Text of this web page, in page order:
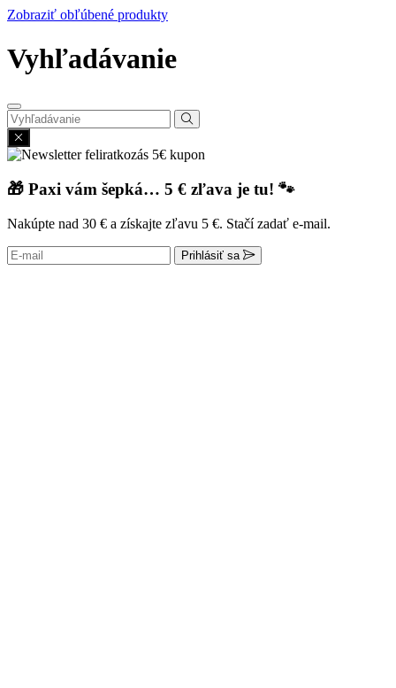
Zobraziť obľúbené produkty
Vyhľadávanie
🎁 Paxi vám šepká… 5 € zľava je tu! 🐾
Nakúpte nad 30 € a získajte zľavu 5 €. Stačí zadať e-mail.
Prihlásiť sa